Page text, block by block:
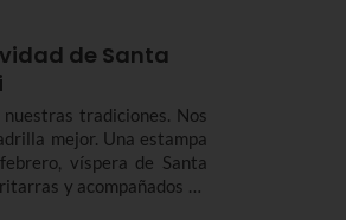
de Santa
tradiciones. Nos
mejor. Una estampa
víspera de Santa
y acompañados de